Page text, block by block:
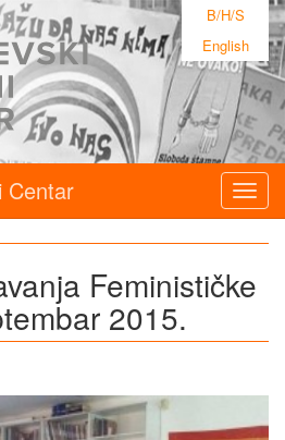
B/H/S
English
Centar
Feminističke
2015.